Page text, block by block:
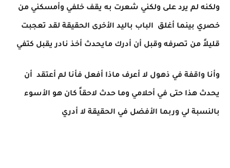
ولكنه لم يرد على ولكني شعرت به يقف خلفي وأمسكني من
خصري بينما أغلق الباب باليد الأخرى الحقيقة لقد تعجبت
قليلاً من تصرفه وقبل أن أدرك مايحدث أخذ نادر يقبل كتفي
وأنا واقفة في ذهول لا أعرف ماذا أفعل فأنا لم أعتقد أن
يحدث هذا حتى في أحلامي وما حدث لاحقاً كان هو الأسوء
بالنسبة لي وربما الأفضل في الحقيقة لا أدري